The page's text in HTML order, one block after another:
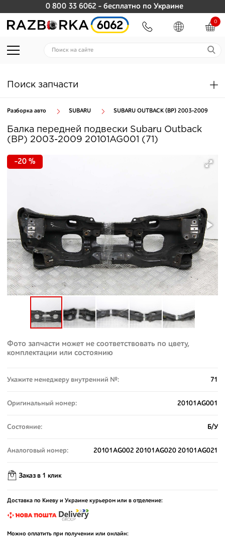
0 800 33 6062 - бесплатно по Украине
0
Поиск запчасти
Разборка авто SUBARU SUBARU OUTBACK (BP) 2003-2009
Балка передней подвески Subaru Outback
(BP) 2003-2009 20101AG001 (71)
-20 %
Фото запчасти может не соответствовать по цвету,
комплектации или состоянию
Укажите менеджеру внутренний №: 71
Оригинальный номер: 20101AG001
Состояние: Б/У
Аналоговый номер: 20101AG002 20101AG020 20101AG021
Заказ в 1 клик
Доставка по Киеву и Украине курьером или в отделение:
Можно оплатить при получении или онлайн: